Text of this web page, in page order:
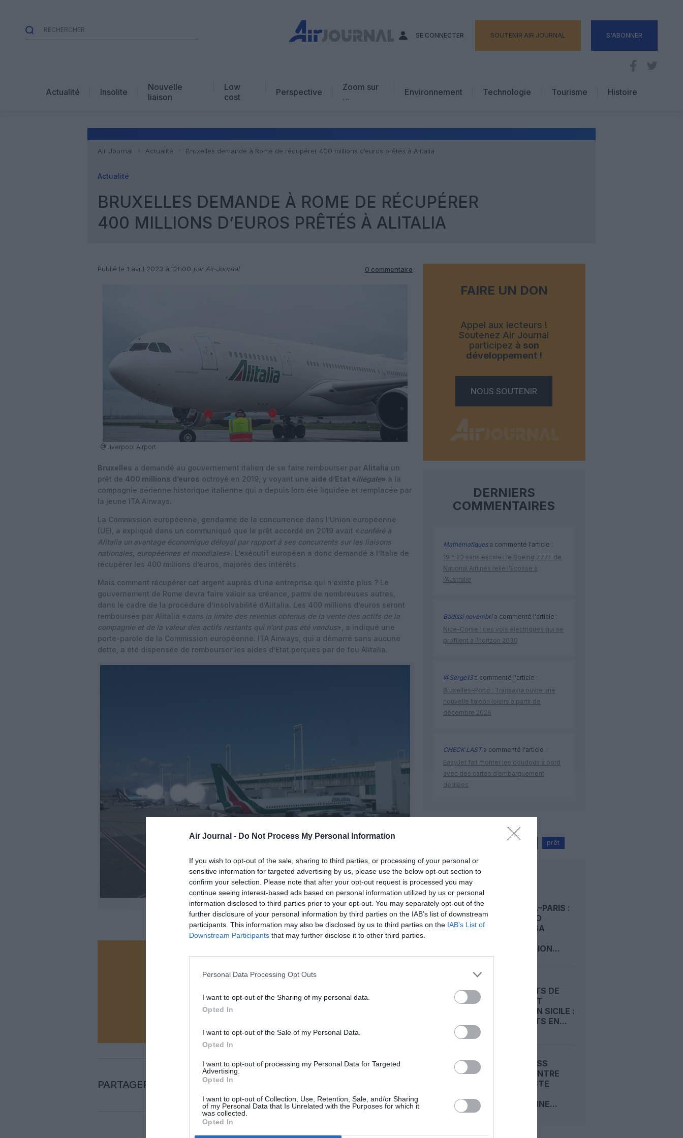
Air Journal - Do Not Process My Personal Information
If you wish to opt-out of the sale, sharing to third parties, or processing of your personal or
sensitive information for targeted advertising by us, please use the below opt-out section to
confirm your selection. Please note that after your opt-out request is processed you may
continue seeing interest-based ads based on personal information utilized by us or personal
information disclosed to third parties prior to your opt-out. You may separately opt-out of the
further disclosure of your personal information by third parties on the IAB’s list of downstream
participants. This information may also be disclosed by us to third parties on the IAB’s List of
Downstream Participants that may further disclose it to other third parties.
Personal Data Processing Opt Outs
I want to opt-out of the Sharing of my personal data.
Opted In
I want to opt-out of the Sale of my Personal Data.
Opted In
I want to opt-out of processing my Personal Data for Targeted
Advertising.
Opted In
I want to opt-out of Collection, Use, Retention, Sale, and/or Sharing
of my Personal Data that Is Unrelated with the Purposes for which it
was collected.
Opted In
SE CONNECTER SOUTENIR AIR JOURNAL S'ABONNER
Actualité Insolite
Nouvelle
liaison
Low
cost
Perspective
Zoom sur
…
Avis d’expert
Environnement Technologie
Tourisme
Hôtellerie
Histoire
Air Journal Actualité Bruxelles demande à Rome de récupérer 400 millions d’euros prêtés à Alitalia
Actualité
BRUXELLES DEMANDE À ROME DE RÉCUPÉRER
400 MILLIONS D’EUROS PRÊTÉS À ALITALIA
Publié le 1 avril 2023 à 12h00 par Air-Journal 0 commentaire
@Liverpool Airport
Bruxelles a demandé au gouvernement italien de se faire rembourser par Alitalia un
prêt de 400 millions d’euros octroyé en 2019, y voyant une aide d’Etat «illégale» à la
compagnie aérienne historique italienne qui a depuis lors été liquidée et remplacée par
la jeune ITA Airways.
La Commission européenne, gendarme de la concurrence dans l’Union européenne
(UE), a expliqué dans un communiqué que le prêt accordé en 2019 avait « conféré à
Alitalia un avantage économique déloyal par rapport à ses concurrents sur les liaisons
nationales, européennes et mondiales». L’exécutif européen a donc demandé à l’Italie de
récupérer les 400 millions d’euros, majorés des intérêts.
Mais comment récupérer cet argent auprès d’une entreprise qui n’existe plus ? Le
gouvernement de Rome devra faire valoir sa créance, parmi de nombreuses autres,
dans le cadre de la procédure d’insolvabilité d’Alitalia. Les 400 millions d’euros seront
remboursés par Alitalia « dans la limite des revenus obtenus de la vente des actifs de la
compagnie et de la valeur des actifs restants qui n’ont pas été vendus», a indiqué une
porte-parole de la Commission européenne. ITA Airways, qui a démarré sans aucune
dette, a été dispensée de rembourser les aides d’Etat perçues par de feu Alitalia.
Rome-Fiumicino @AJ
Soutenez-nous, faites un don !
NOUS SOUTENIR
PARTAGER L'ARTICLE
FacebookTwitterPinterestLinkedInEmail Print
FAIRE UN DON
Appel aux lecteurs !
Soutenez Air Journal
participez à son
développement !
NOUS SOUTENIR
DERNIERS
COMMENTAIRES
Mathématiquesa commenté l'article :
19 h 23 sans escale : le Boeing 777F de
National Airlines relie l’Écosse à
l’Australie
Badissi novembria commenté l'article :
Nice–Corse : ces vols électriques qui se
profilent à l’horizon 2030
@Serge13a commenté l'article :
Bruxelles–Porto : Transavia ouvre une
nouvelle liaison loisirs à partir de
décembre 2026
CHECK LASTa commenté l'article :
EasyJet fait monter les doudous à bord
avec des cartes d’embarquement
dédiées
prêt
LIRE AUSSI
KINSHASA–PARIS :
AIR CONGO
PRÉPARE SA
DESTINATION...
AÉROPORTS DE
CATANE ET
COMISO EN SICILE :
DIX GÉANTS EN...
AIR EXPRESS
ALGERIA ENTRE
SUR LA LISTE
EUROPÉENNE...